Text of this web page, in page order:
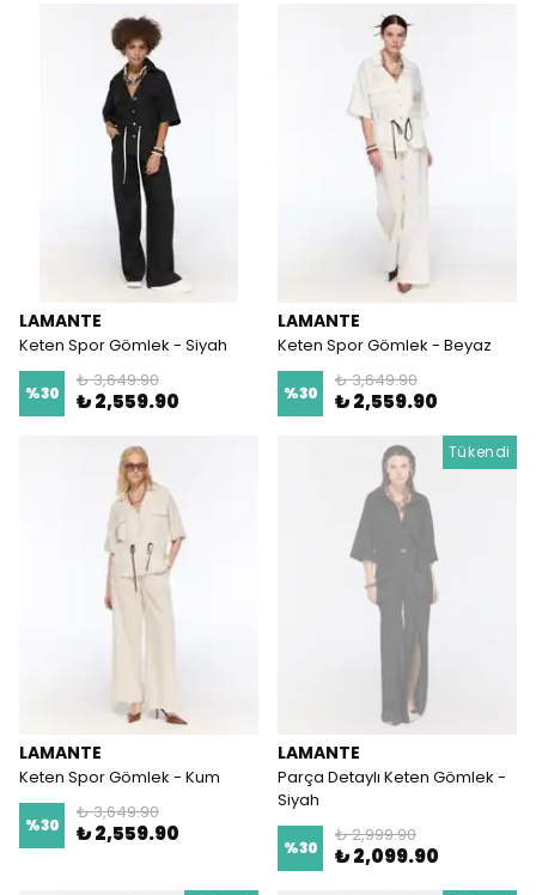
LAMANTE
Keten Spor Gömlek - Siyah
%30
₺ 3,649.90
₺ 2,559.90
LAMANTE
Keten Spor Gömlek - Beyaz
%30
₺ 3,649.90
₺ 2,559.90
LAMANTE
Keten Spor Gömlek - Kum
%30
₺ 3,649.90
₺ 2,559.90
Tükendi
LAMANTE
Parça Detaylı Keten Gömlek -
Siyah
%30
₺ 2,999.90
₺ 2,099.90